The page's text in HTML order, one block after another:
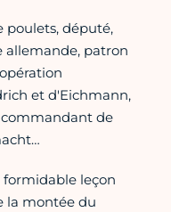
poulets, député,
allemande, patron
et d'Eichmann,
de
leçon
la montée du